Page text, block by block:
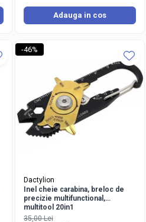
Adauga in cos
-46%
Dactylion
Inel cheie carabina, breloc de
precizie multifunctional,
multitool 20in1
35,00 Lei